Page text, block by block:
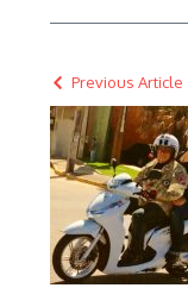
Previous Article